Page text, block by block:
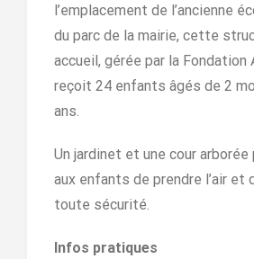
l’emplacement de l’ancienne
du parc de la mairie, cette
accueil, gérée par la Fondation
reçoit 24 enfants âgés de 2
ans.
Un jardinet et une cour
aux enfants de prendre l’air et
toute sécurité.
Infos pratiques